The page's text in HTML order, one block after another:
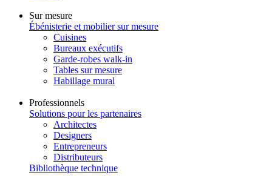
Sur mesure
Ébénisterie et mobilier sur mesure
Cuisines
Bureaux exécutifs
Garde-robes walk-in
Tables sur mesure
Habillage mural
Professionnels
Solutions pour les partenaires
Architectes
Designers
Entrepreneurs
Distributeurs
Bibliothèque technique